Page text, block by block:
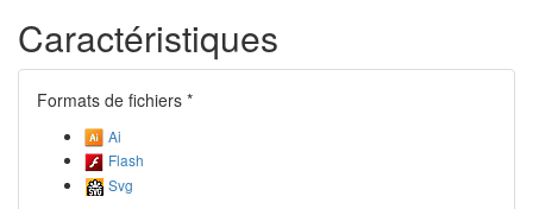
Caractéristiques
Formats de fichiers *
Ai
Flash
Svg